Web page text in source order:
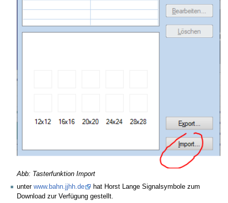
Abb: Tasterfunktion Import
unter www.bahn.jjhh.de
hat Horst Lange Signalsymbole zum
Download zur Verfügung gestellt.